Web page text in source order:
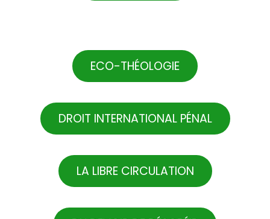
ECO-THÉOLOGIE
DROIT INTERNATIONAL PÉNAL
LA LIBRE CIRCULATION